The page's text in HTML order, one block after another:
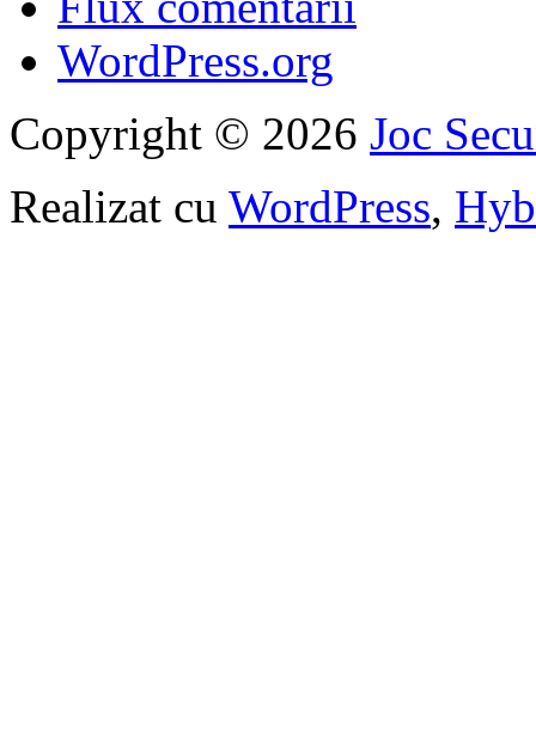
WordPress.org
Copyright © 2026 Joc
Realizat cu WordPress,